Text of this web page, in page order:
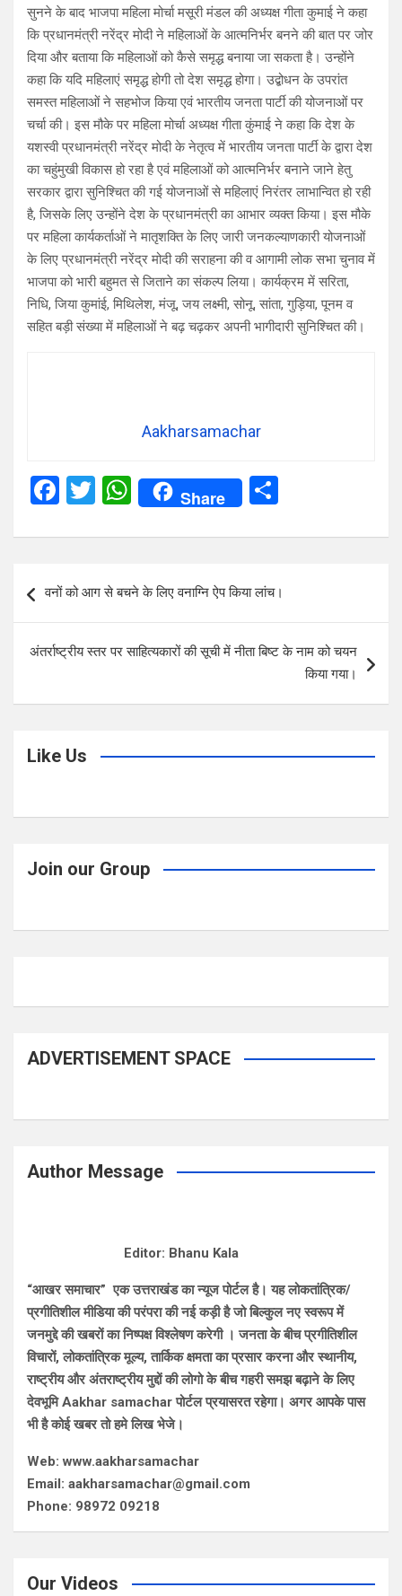
सुनने के बाद भाजपा महिला मोर्चा मसूरी मंडल की अध्यक्ष गीता कुमाई ने कहा
कि प्रधानमंत्री नरेंद्र मोदी ने महिलाओं के आत्मनिर्भर बनने की बात पर जोर
दिया और बताया कि महिलाओं को कैसे समृद्ध बनाया जा सकता है। उन्होंने
कहा कि यदि महिलाएं समृद्ध होगी तो देश समृद्ध होगा। उद्बोधन के उपरांत
समस्त महिलाओं ने सहभोज किया एवं भारतीय जनता पार्टी की योजनाओं पर
चर्चा की। इस मौके पर महिला मोर्चा अध्यक्ष गीता कुंमाई ने कहा कि देश के
यशस्वी प्रधानमंत्री नरेंद्र मोदी के नेतृत्व में भारतीय जनता पार्टी के द्वारा देश
का चहुंमुखी विकास हो रहा है एवं महिलाओं को आत्मनिर्भर बनाने जाने हेतु
सरकार द्वारा सुनिश्चित की गई योजनाओं से महिलाएं निरंतर लाभान्वित हो रही
है, जिसके लिए उन्होंने देश के प्रधानमंत्री का आभार व्यक्त किया। इस मौके
पर महिला कार्यकर्ताओं ने मातृशक्ति के लिए जारी जनकल्याणकारी योजनाओं
के लिए प्रधानमंत्री नरेंद्र मोदी की सराहना की व आगामी लोक सभा चुनाव में
भाजपा को भारी बहुमत से जिताने का संकल्प लिया। कार्यक्रम में सरिता,
निधि, जिया कुमांई, मिथिलेश, मंजू, जय लक्ष्मी, सोनू, सांता, गुड़िया, पूनम व
सहित बड़ी संख्या में महिलाओं ने बढ़ चढ़कर अपनी भागीदारी सुनिश्चित की।
Aakharsamachar
F
ce
b
o
o
k
T
tt
er
W
h
at
s
A
p
p
Share
ar
navigation
वनों को आग से बचने के लिए वनाग्नि ऐप किया लांच।
अंतर्राष्ट्रीय स्तर पर साहित्यकारों की सूची में नीता बिष्ट के नाम को चयन
किया गया।
Like Us
Join our Group
ADVERTISEMENT SPACE
Author Message
Editor: Bhanu Kala
“आखर समाचार” एक उत्तराखंड का न्यूज पोर्टल है। यह लोकतांत्रिक/
प्रगीतिशील मीडिया की परंपरा की नई कड़ी है जो बिल्कुल नए स्वरूप में
जनमुद्दे की खबरों का निष्पक्ष विश्लेषण करेगी । जनता के बीच प्रगीतिशील
विचारों, लोकतांत्रिक मूल्य, तार्किक क्षमता का प्रसार करना और स्थानीय,
राष्ट्रीय और अंतराष्ट्रीय मुद्दों की लोगो के बीच गहरी समझ बढ़ाने के लिए
देवभूमि Aakhar samachar पोर्टल प्रयासरत रहेगा। अगर आपके पास
भी है कोई खबर तो हमे लिख भेजे।
Web: www.aakharsamachar
Email: aakharsamachar@gmail.com
Phone: 98972 09218
Our Videos